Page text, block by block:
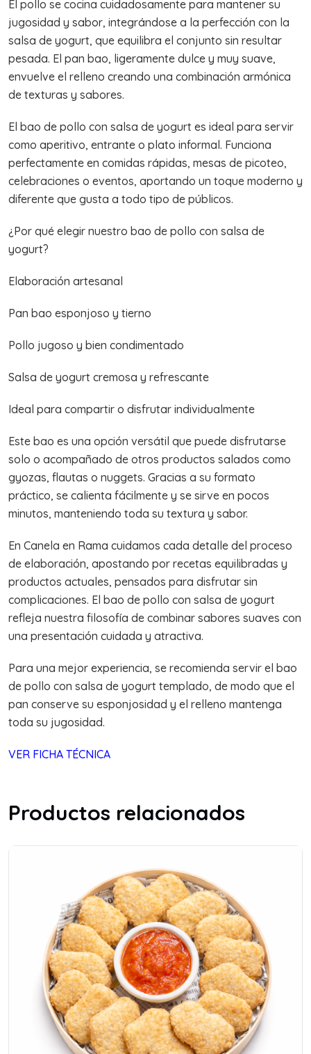
El pollo se cocina cuidadosamente para mantener su
jugosidad y sabor, integrándose a la perfección con la
salsa de yogurt, que equilibra el conjunto sin resultar
pesada. El pan bao, ligeramente dulce y muy suave,
envuelve el relleno creando una combinación armónica
de texturas y sabores.
El bao de pollo con salsa de yogurt es ideal para servir
como aperitivo, entrante o plato informal. Funciona
perfectamente en comidas rápidas, mesas de picoteo,
celebraciones o eventos, aportando un toque moderno y
diferente que gusta a todo tipo de públicos.
¿Por qué elegir nuestro bao de pollo con salsa de
yogurt?
Pan bao esponjoso y tierno
Pollo jugoso y bien condimentado
Salsa de yogurt cremosa y refrescante
Ideal para compartir o disfrutar individualmente
Este bao es una opción versátil que puede disfrutarse
solo o acompañado de otros productos salados como
gyozas, flautas o nuggets. Gracias a su formato
práctico, se calienta fácilmente y se sirve en pocos
minutos, manteniendo toda su textura y sabor.
En Canela en Rama cuidamos cada detalle del proceso
de elaboración, apostando por recetas equilibradas y
productos actuales, pensados para disfrutar sin
complicaciones. El bao de pollo con salsa de yogurt
refleja nuestra filosofía de combinar sabores suaves con
una presentación cuidada y atractiva.
Para una mejor experiencia, se recomienda servir el bao
de pollo con salsa de yogurt templado, de modo que el
pan conserve su esponjosidad y el relleno mantenga
toda su jugosidad.
Productos relacionados